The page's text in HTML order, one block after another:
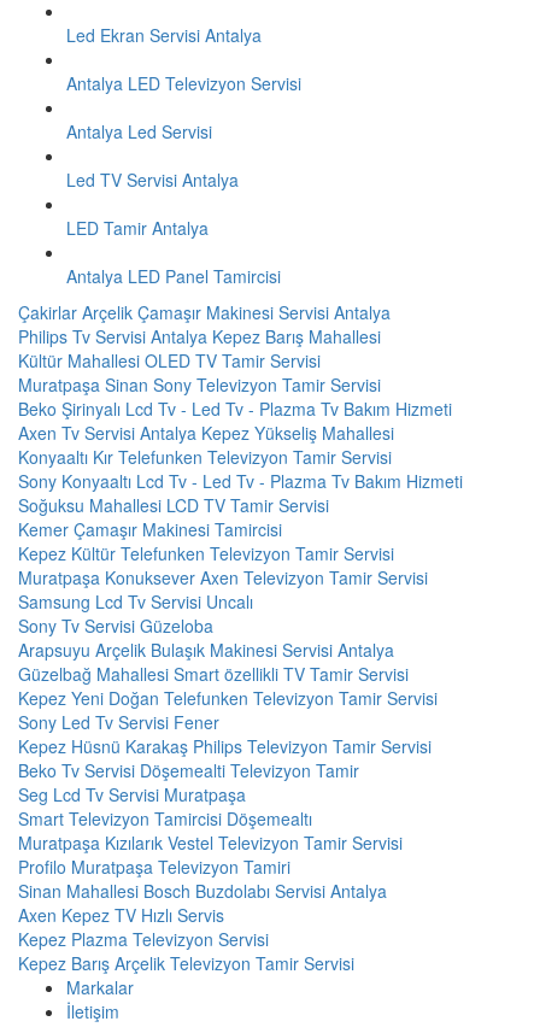
Led Ekran Servisi Antalya
Antalya LED Televizyon Servisi
Antalya Led Servisi
Led TV Servisi Antalya
LED Tamir Antalya
Antalya LED Panel Tamircisi
Çakirlar Arçelik Çamaşır Makinesi Servisi Antalya
Philips Tv Servisi Antalya Kepez Barış Mahallesi
Kültür Mahallesi OLED TV Tamir Servisi
Muratpaşa Sinan Sony Televizyon Tamir Servisi
Beko Şirinyalı Lcd Tv - Led Tv - Plazma Tv Bakım Hizmeti
Axen Tv Servisi Antalya Kepez Yükseliş Mahallesi
Konyaaltı Kır Telefunken Televizyon Tamir Servisi
Sony Konyaaltı Lcd Tv - Led Tv - Plazma Tv Bakım Hizmeti
Soğuksu Mahallesi LCD TV Tamir Servisi
Kemer Çamaşır Makinesi Tamircisi
Kepez Kültür Telefunken Televizyon Tamir Servisi
Muratpaşa Konuksever Axen Televizyon Tamir Servisi
Samsung Lcd Tv Servisi Uncalı
Sony Tv Servisi Güzeloba
Arapsuyu Arçelik Bulaşık Makinesi Servisi Antalya
Güzelbağ Mahallesi Smart özellikli TV Tamir Servisi
Kepez Yeni Doğan Telefunken Televizyon Tamir Servisi
Sony Led Tv Servisi Fener
Kepez Hüsnü Karakaş Philips Televizyon Tamir Servisi
Beko Tv Servisi Döşemealti Televizyon Tamir
Seg Lcd Tv Servisi Muratpaşa
Smart Televizyon Tamircisi Döşemealtı
Muratpaşa Kızılarık Vestel Televizyon Tamir Servisi
Profilo Muratpaşa Televizyon Tamiri
Sinan Mahallesi Bosch Buzdolabı Servisi Antalya
Axen Kepez TV Hızlı Servis
Kepez Plazma Televizyon Servisi
Kepez Barış Arçelik Televizyon Tamir Servisi
Markalar
İletişim